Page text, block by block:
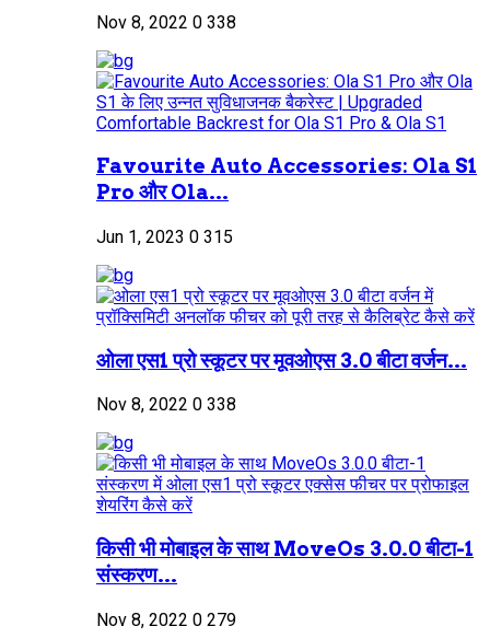
Nov 8, 2022 0 338
Favourite Auto Accessories: Ola S1
Pro और Ola...
Jun 1, 2023 0 315
ओला एस1 प्रो स्कूटर पर मूवओएस 3.0 बीटा वर्जन...
Nov 8, 2022 0 338
किसी भी मोबाइल के साथ MoveOs 3.0.0 बीटा-1
संस्करण...
Nov 8, 2022 0 279